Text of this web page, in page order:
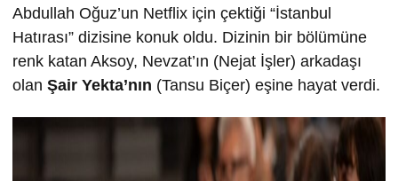
Abdullah Oğuz’un Netflix için çektiği “İstanbul
Hatırası” dizisine konuk oldu. Dizinin bir bölümüne
renk katan Aksoy, Nevzat’ın (Nejat İşler) arkadaşı
olan Şair Yekta’nın (Tansu Biçer) eşine hayat verdi.